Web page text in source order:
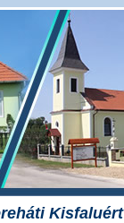
Kisfaluért